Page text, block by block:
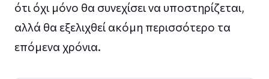
ότι όχι μόνο θα συνεχίσει να υποστηρίζεται,
αλλά θα εξελιχθεί ακόμη περισσότερο τα
επόμενα χρόνια.